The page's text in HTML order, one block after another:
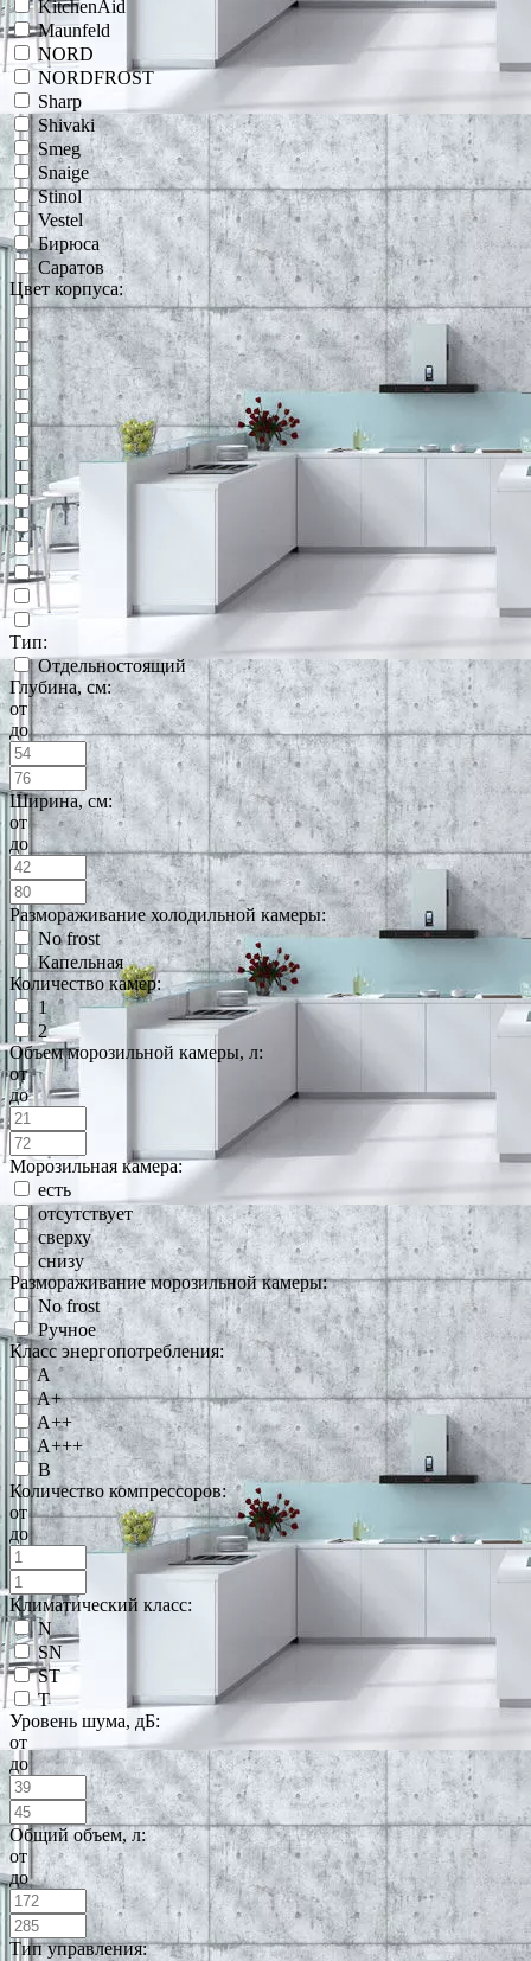
KitchenAid
Maunfeld
NORD
NORDFROST
Sharp
Shivaki
Smeg
Snaige
Stinol
Vestel
Бирюса
Саратов
Цвет корпуса:
Тип:
Отдельностоящий
Глубина, см:
от
до
Ширина, см:
от
до
Размораживание холодильной камеры:
No frost
Капельная
Количество камер:
1
2
Объем морозильной камеры, л:
от
до
Морозильная камера:
есть
отсутствует
сверху
снизу
Размораживание морозильной камеры:
No frost
Ручное
Класс энергопотребления:
A
A+
A++
A+++
B
Количество компрессоров:
от
до
Климатический класс:
N
SN
ST
T
Уровень шума, дБ:
от
до
Общий объем, л:
от
до
Тип управления: